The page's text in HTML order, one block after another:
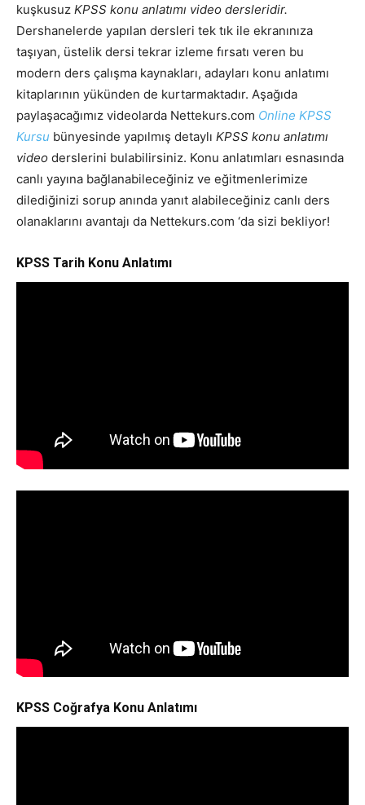
kuşkusuz KPSS konu anlatımı video dersleridir.
Dershanelerde yapılan dersleri tek tık ile ekranınıza
taşıyan, üstelik dersi tekrar izleme fırsatı veren bu
modern ders çalışma kaynakları, adayları konu anlatımı
kitaplarının yükünden de kurtarmaktadır. Aşağıda
paylaşacağımız videolarda Nettekurs.com Online KPSS
Kursu bünyesinde yapılmış detaylı KPSS konu anlatımı
video derslerini bulabilirsiniz. Konu anlatımları esnasında
canlı yayına bağlanabileceğiniz ve eğitmenlerimize
dilediğinizi sorup anında yanıt alabileceğiniz canlı ders
olanaklarını avantajı da Nettekurs.com ‘da sizi bekliyor!
KPSS Tarih Konu Anlatımı
KPSS Coğrafya Konu Anlatımı